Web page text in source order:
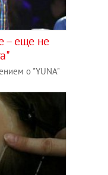
– еще не
о "YUNA"